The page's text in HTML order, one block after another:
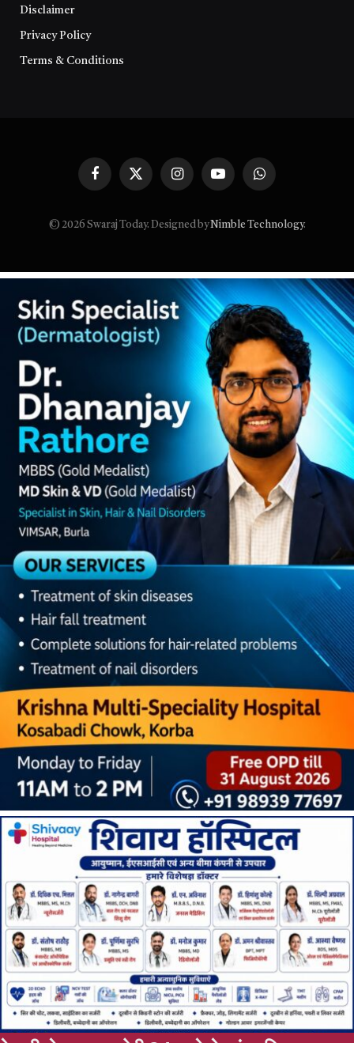
Disclaimer
Privacy Policy
Terms & Conditions
FacebookX
InstagramYouTubeWhatsApp
© 2026 Swaraj Today. Designed byNimble Technology.